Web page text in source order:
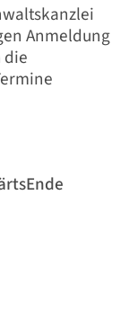
Anmeldung
die
Ende